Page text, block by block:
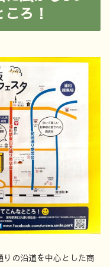
ろ！
の沿道を中心とした商